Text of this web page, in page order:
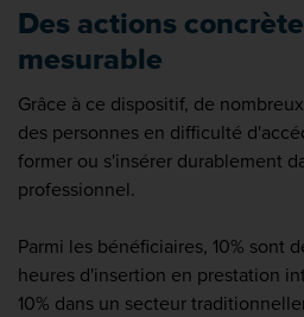
Des actions
mesurable
Grâce à ce dispositif, de
des personnes en difficulté
former ou s'insérer durablement
professionnel.
Parmi les bénéficiaires, 10% sont
heures d'insertion en prestation
10% dans un secteur